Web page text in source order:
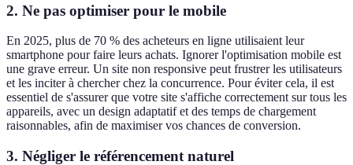
2. Ne pas optimiser pour le mobile
En 2025, plus de 70 % des acheteurs en ligne utilisaient leur
smartphone pour faire leurs achats. Ignorer l'optimisation mobile est
une grave erreur. Un site non responsive peut frustrer les utilisateurs
et les inciter à chercher chez la concurrence. Pour éviter cela, il est
essentiel de s'assurer que votre site s'affiche correctement sur tous les
appareils, avec un design adaptatif et des temps de chargement
raisonnables, afin de maximiser vos chances de conversion.
3. Négliger le référencement naturel